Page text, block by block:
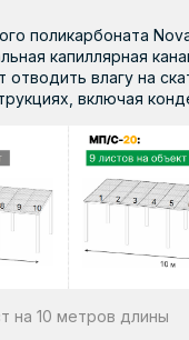
поликарбоната
капиллярная
отводить влагу на
включая
на 10 метров длины